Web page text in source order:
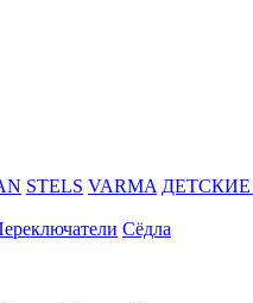
STELS VARMA ДЕТСКИЕ
Сёдла